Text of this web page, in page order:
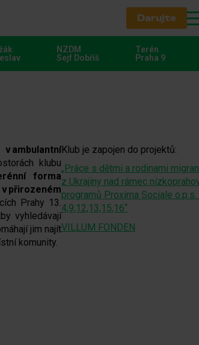
Darujte
NZDM
Sejf Dobříš
Terén
Praha 9
ambulantní
klubu
forma
Prahy 13.
vyhledávají
jim najít
komunity.
Klub je zapojen do projektů:
„Práce s dětmi a rodinami
z Ukrajiny nad rámec
programů Proxima Sociale
4,9,12,13,15,16“
VILLUM FONDEN